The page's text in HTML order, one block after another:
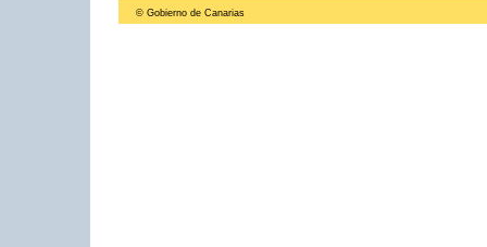
© Gobierno de Canarias